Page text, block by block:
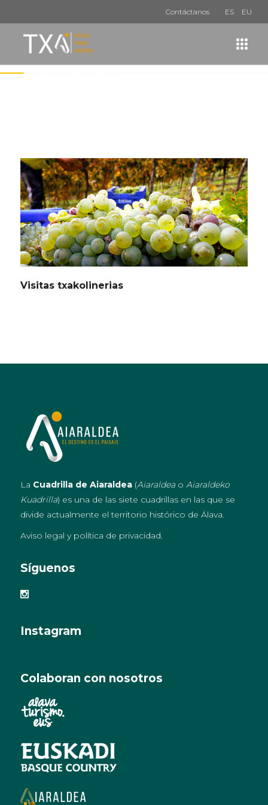
Contáctanos ES EU
Archive
Visitas txakolinerias
La Cuadrilla de Aiaraldea(Aiaraldeao Aiaraldeko
Kuadrilla) es una de las siete cuadrillas en las que se
divide actualmente el territorio histórico de Álava.
Aviso legal y política de privacidad.
Síguenos
Instagram
Colaboran con nosotros